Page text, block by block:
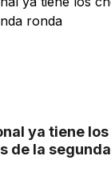
ya tiene los
de la segunda